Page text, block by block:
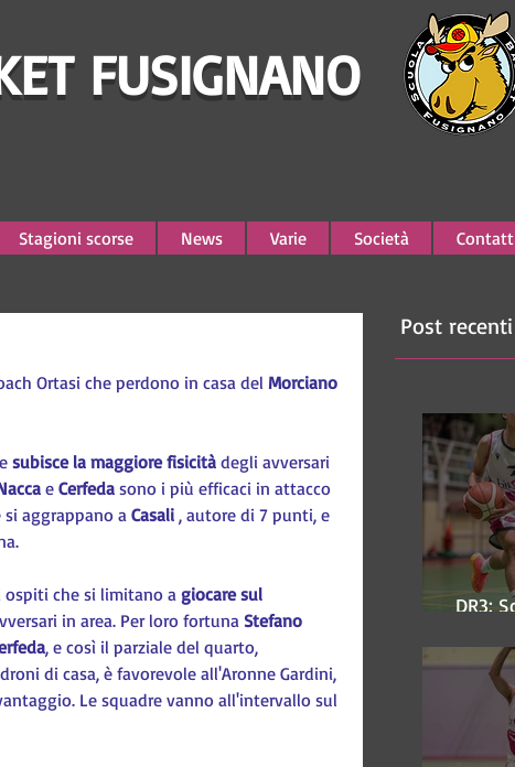
FUSIGNANO
Stagioni scorse News Varie Società
Ortasi che perdono in casa del Morciano
subisce la maggiore fisicità degli avversari
e Cerfeda sono i più efficaci in attacco
aggrappano a Casali , autore di 7 punti, e
ospiti che si limitano a giocare sul
in area. Per loro fortuna Stefano
, e così il parziale del quarto,
di casa, è favorevole all'Aronne Gardini,
Le squadre vanno all'intervallo sul
Post recenti
DR3: